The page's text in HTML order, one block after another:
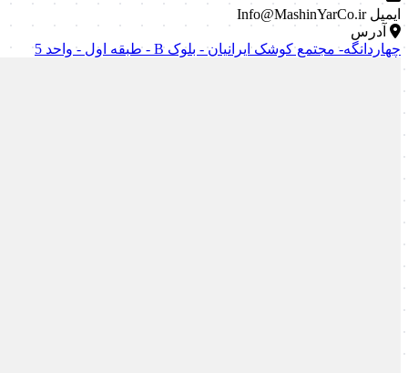
ایمیل Info@MashinYarCo.ir
آدرس
چهاردانگه- مجتمع کوشک ایرانیان - بلوک B - طبقه اول - واحد 5